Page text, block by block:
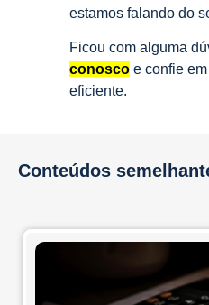
estamos falando do
Ficou com alguma
conosco e confie
eficiente.
Conteúdos